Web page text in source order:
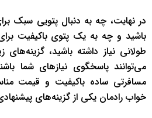
در نهایت، چه به دنبال پتویی سبک
باشید و چه به یک پتوی باکیفیت
طولانی نیاز داشته باشید، گزینه‌های
می‌توانند پاسخگوی نیازهای شما
مسافرتی ساده باکیفیت و قیمت
خواب رادمان یکی از گزینه‌های